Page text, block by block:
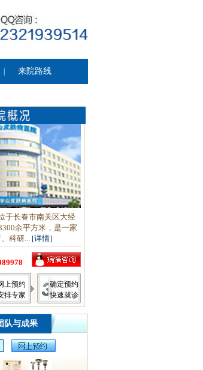
来院路线
于长春市南关区大经
余平方米，是一家
科研... [详情]
上预约
排专家
确定预约
快速就诊
队与成果